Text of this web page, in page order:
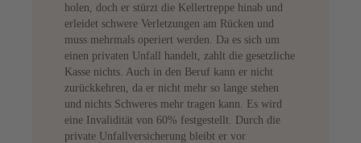
holen, doch er stürzt die Kellertreppe hinab und
erleidet schwere Verletzungen am Rücken und
muss mehrmals operiert werden. Da es sich um
einen privaten Unfall handelt, zahlt die gesetzliche
Kasse nichts. Auch in den Beruf kann er nicht
zurückkehren, da er nicht mehr so lange stehen
und nichts Schweres mehr tragen kann. Es wird
eine Invalidität von 60% festgestellt. Durch die
private Unfallversicherung bleibt er vor